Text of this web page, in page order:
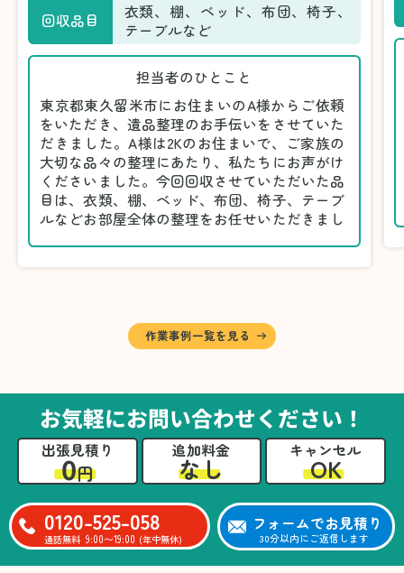
回収品目
衣類、棚、ベッド、布団、椅子、
テーブルなど
担当者のひとこと
東京都東久留米市にお住まいのA様からご依頼
をいただき、遺品整理のお手伝いをさせていた
だきました。A様は2Kのお住まいで、ご家族の
大切な品々の整理にあたり、私たちにお声がけ
くださいました。今回回収させていただいた品
目は、衣類、棚、ベッド、布団、椅子、テーブ
ルなどお部屋全体の整理をお任せいただきまし
に仕分けしました。
A様から「手際よく進めてくれて助かりまし
るのは難しかったと思います」との温かいお言
葉をいただきました。遺品整理という心の負担
が大きい作業において、少しでもA様の力にな
れたことをスタッフ一同嬉しく思います。
作業事例一覧を見る
お気軽にお問い合わせください！
出張見積り
0円
追加料金
なし
キャンセル
OK
0120-525-058
通話無料 9:00〜19:00 (年中無休)
フォームでお見積り
30分以内にご返信します